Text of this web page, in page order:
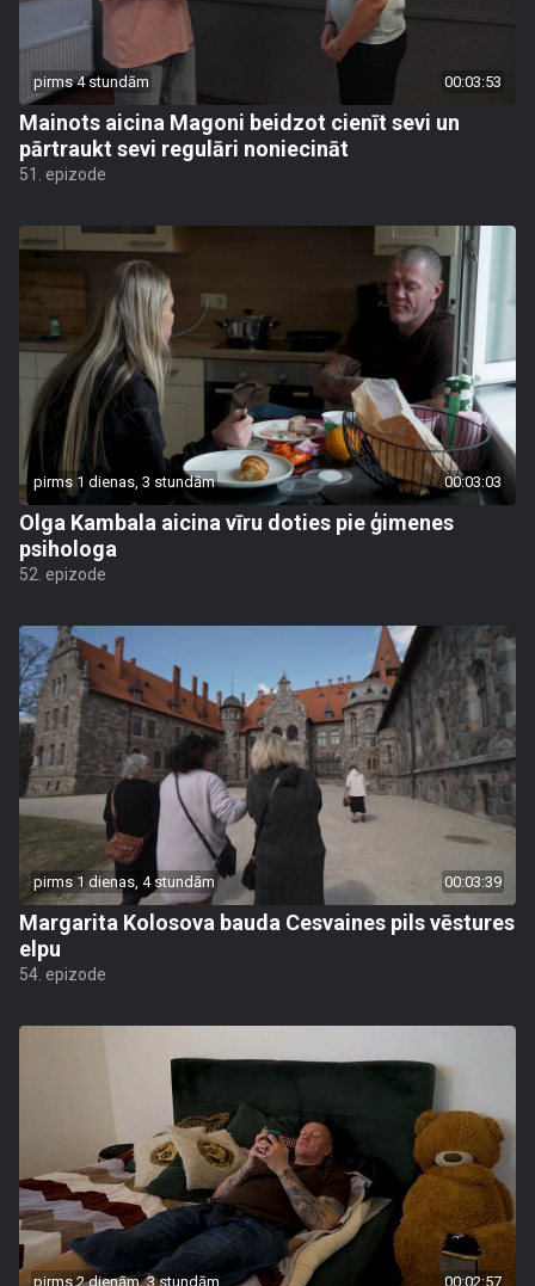
pirms 4 stundām 00:03:53
Mainots aicina Magoni beidzot cienīt sevi un
pārtraukt sevi regulāri noniecināt
51. epizode
pirms 1 dienas, 3 stundām 00:03:03
Olga Kambala aicina vīru doties pie ģimenes
psihologa
52. epizode
pirms 1 dienas, 4 stundām 00:03:39
Margarita Kolosova bauda Cesvaines pils vēstures
elpu
54. epizode
pirms 2 dienām, 3 stundām 00:02:57